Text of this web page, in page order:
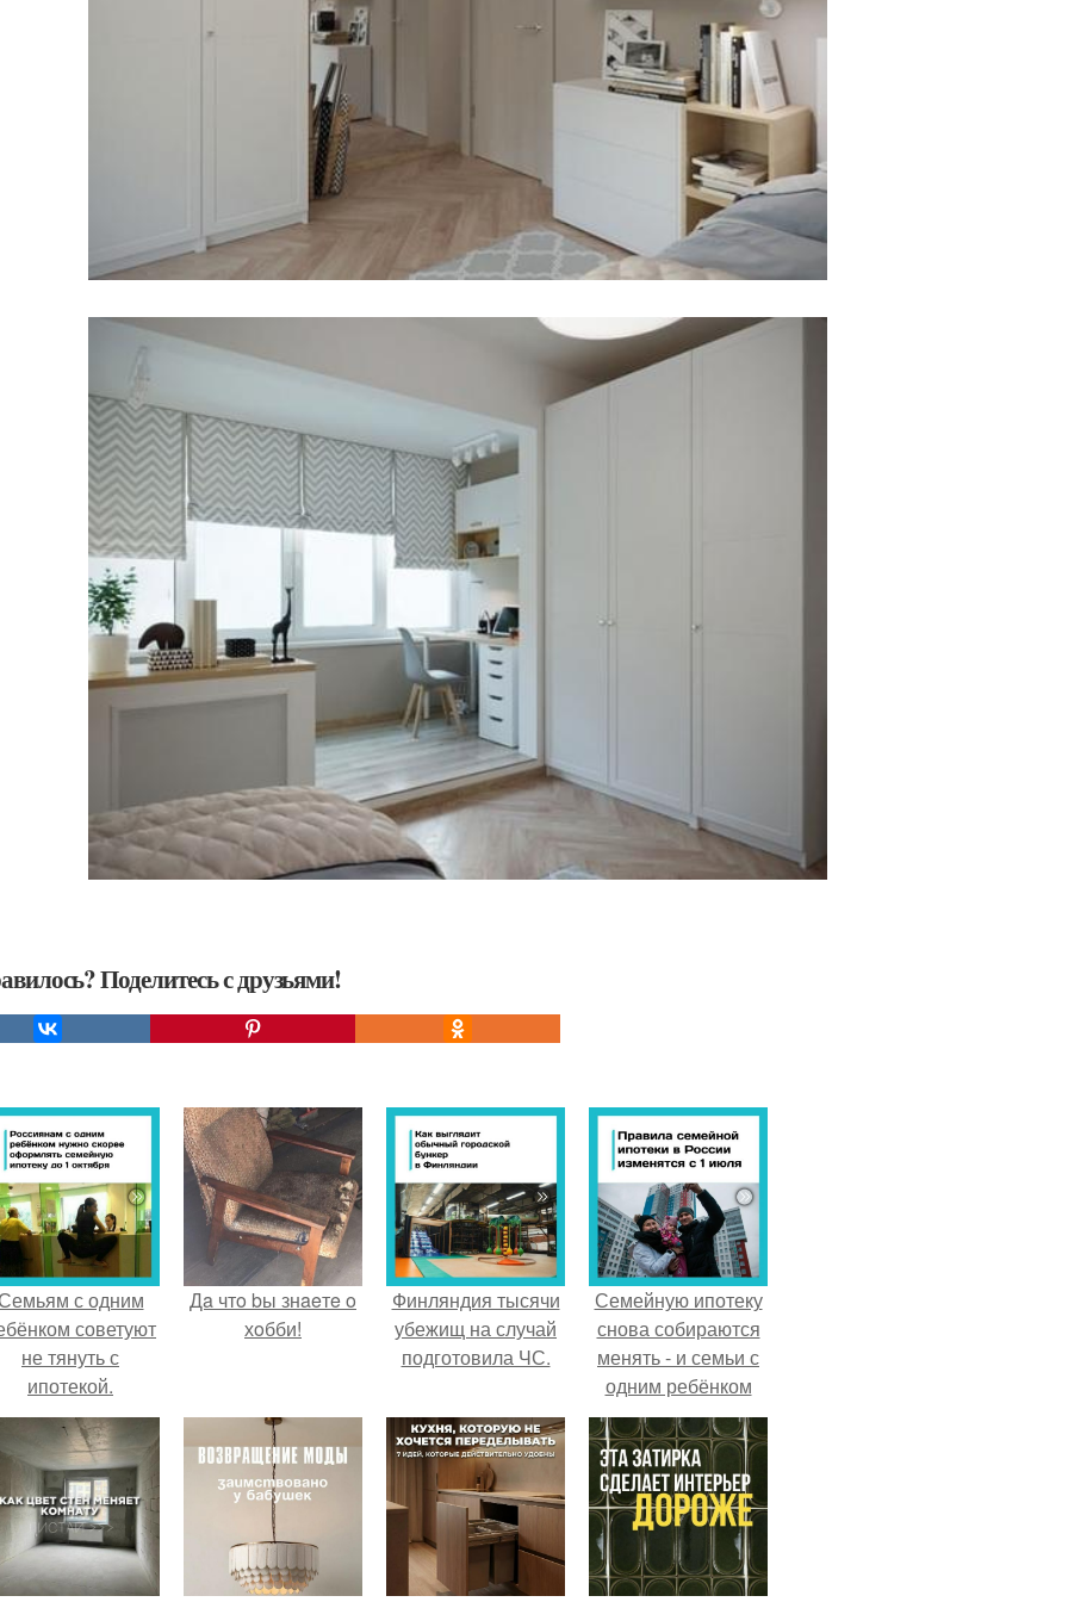
Поделитесь с друзьями!
с одним
советуют
не тянуть с
ипотекой.
Дa чтo bы знaeтe o
хoбби!
Финляндия тысячи
убежищ на случай
подготовила ЧС.
Семейную ипотеку
снова собираются
менять - и семьи с
одним ребёнком
напряглись.